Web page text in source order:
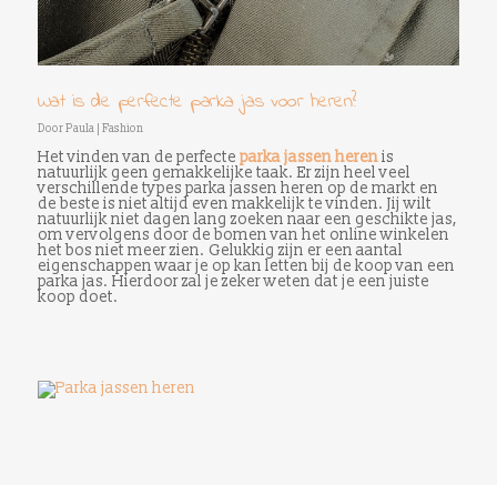
Wat is de perfecte parka jas voor heren?
Door Paula Fashion
Het vinden van de perfecte parka jassen herenis
natuurlijk geen gemakkelijke taak. Er zijn heel veel
verschillende types parka jassen heren op de markt en
de beste is niet altijd even makkelijk te vinden. Jij wilt
natuurlijk niet dagen lang zoeken naar een geschikte jas,
om vervolgens door de bomen van het online winkelen
het bos niet meer zien. Gelukkig zijn er een aantal
eigenschappen waar je op kan letten bij de koop van een
parka jas. Hierdoor zal je zeker weten dat je een juiste
koop doet.